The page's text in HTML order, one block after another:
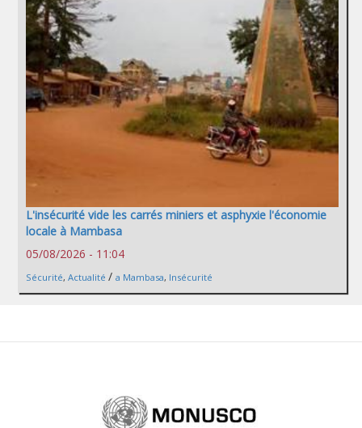
L'insécurité vide les carrés miniers et asphyxie l'économie
locale à Mambasa
05/08/2026 - 11:04
Sécurité, Actualité / a Mambasa, Insécurité